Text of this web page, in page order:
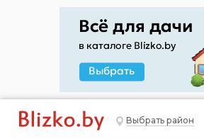
Выбрать район